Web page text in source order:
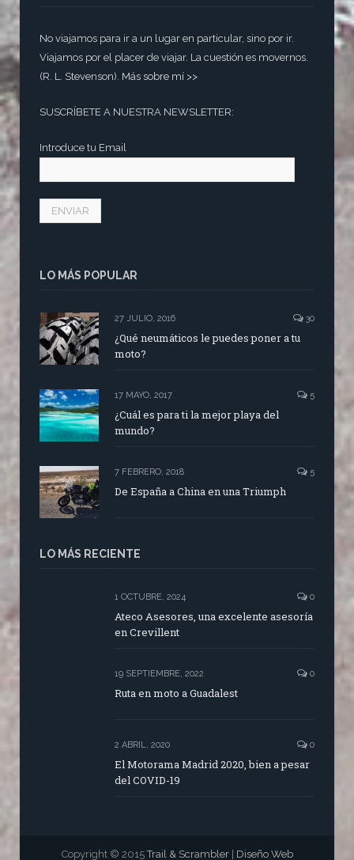
No viajamos para ir a un lugar en particular, sino por ir.
Viajamos por el placer de viajar. La cuestión es movernos.
(R. L. Stevenson). Más sobre mí >>
SUSCRÍBETE A NUESTRA NEWSLETTER:
Introduce tu Email
LO MÁS POPULAR
27 JULIO, 2016 30
¿Qué neumáticos le puedes poner a tu
moto?
17 MAYO, 2017 5
¿Cuál es para ti la mejor playa del
mundo?
7 FEBRERO, 2018 5
De España a China en una Triumph
LO MÁS RECIENTE
1 OCTUBRE, 2024 0
Ateco Asesores, una excelente asesoría
en Crevillent
19 SEPTIEMBRE, 2022 0
Ruta en moto a Guadalest
2 ABRIL, 2020 0
El Motorama Madrid 2020, bien a pesar
del COVID-19
Copyright © 2015Trail & Scrambler| Diseño Web